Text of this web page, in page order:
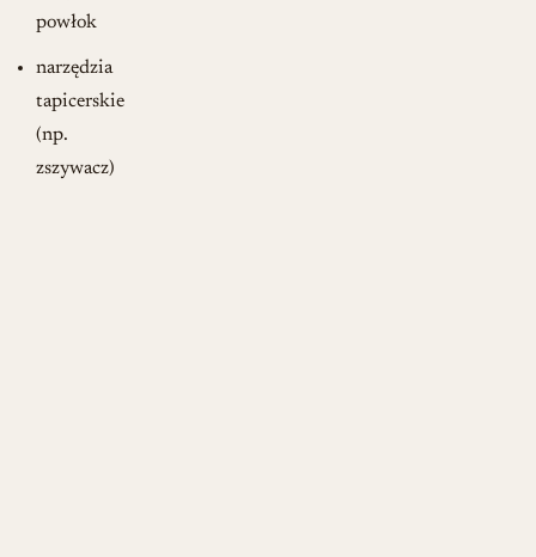
powłok
narzędzia
tapicerskie
(np.
zszywacz)